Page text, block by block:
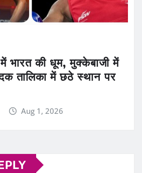
भारत की धूम, मुक्केबाजी में
तालिका में छठे स्थान पर
Aug 1, 2026